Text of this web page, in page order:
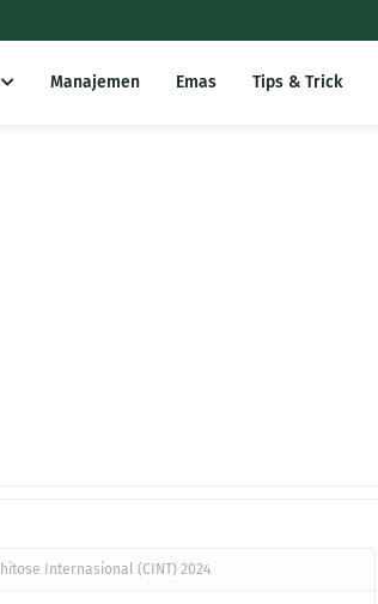
Manajemen Emas Tips & Trick
Internasional (CINT) 2024